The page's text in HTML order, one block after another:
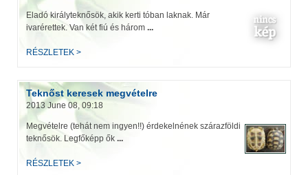
Eladó királyteknősök, akik kerti tóban laknak. Már
ivarérettek. Van két fiú és három ...
RÉSZLETEK >
Teknőst keresek megvételre
2013 June 08, 09:18
Megvételre (tehát nem ingyen!!) érdekelnének szárazföldi
teknősök. Legfőképp ők ...
RÉSZLETEK >